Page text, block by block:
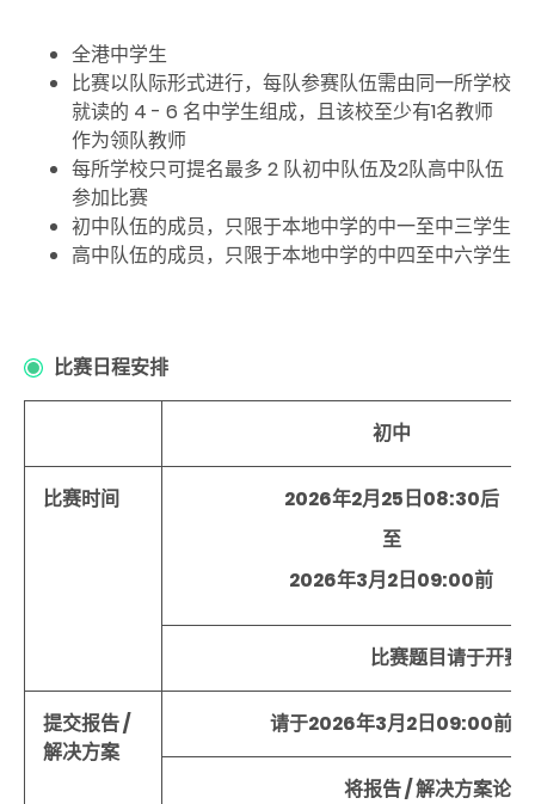
全港中学生
比赛以队际形式进行，每队参赛队伍需由同一所学校
就读的 4 - 6 名中学生组成，且该校至少有1名教师
作为领队教师
每所学校只可提名最多 2 队初中队伍及2队高中队伍
参加比赛
初中队伍的成员，只限于本地中学的中一至中三学生
高中队伍的成员，只限于本地中学的中四至中六学生
比赛日程安排
初中
比赛时间 2026年2月25日08:30后
至
2026年3月2日09:00前
比赛题目请于开赛
提交报告 /
解决方案
请于2026年3月2日09:00前
将报告 / 解决方案论